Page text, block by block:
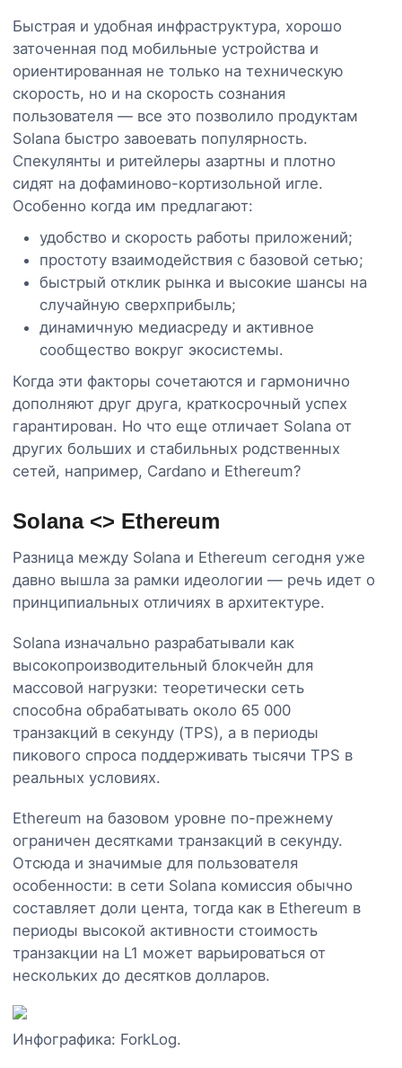
Быстрая и удобная инфраструктура, хорошо
заточенная под мобильные устройства и
ориентированная не только на техническую
скорость, но и на скорость сознания
пользователя — все это позволило продуктам
Solana быстро завоевать популярность.
Спекулянты и ритейлеры азартны и плотно
сидят на дофаминово-кортизольной игле.
Особенно когда им предлагают:
удобство и скорость работы приложений;
простоту взаимодействия с базовой сетью;
быстрый отклик рынка и высокие шансы на
случайную сверхприбыль;
динамичную медиасреду и активное
сообщество вокруг экосистемы.
Когда эти факторы сочетаются и гармонично
дополняют друг друга, краткосрочный успех
гарантирован. Но что еще отличает Solana от
других больших и стабильных родственных
сетей, например, Cardano и Ethereum?
Solana <> Ethereum
Разница между Solana и Ethereum сегодня уже
давно вышла за рамки идеологии — речь идет о
принципиальных отличиях в архитектуре.
Solana изначально разрабатывали как
высокопроизводительный блокчейн для
массовой нагрузки: теоретически сеть
способна обрабатывать около 65 000
транзакций в секунду (TPS), а в периоды
пикового спроса поддерживать тысячи TPS в
реальных условиях.
Ethereum на базовом уровне по-прежнему
ограничен десятками транзакций в секунду.
Отсюда и значимые для пользователя
особенности: в сети Solana комиссия обычно
составляет доли цента, тогда как в Ethereum в
периоды высокой активности стоимость
транзакции на L1 может варьироваться от
нескольких до десятков долларов.
Инфографика: ForkLog.